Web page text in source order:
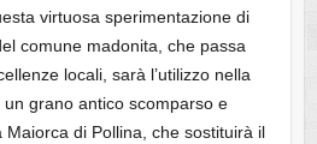
virtuosa sperimentazione di
comune madonita, che passa
locali, sarà l’utilizzo nella
grano antico scomparso e
di Pollina, che sostituirà il